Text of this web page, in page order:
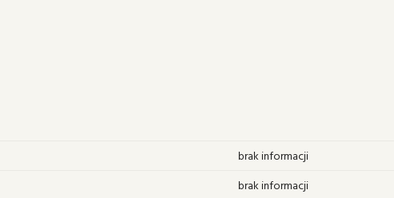
brak informacji
brak informacji